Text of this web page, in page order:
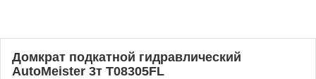
Домкрат подкатной гидравлический
AutoMeister 3т T08305FL